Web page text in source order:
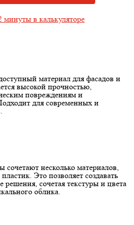
минуты в калькуляторе
материал для фасадов и
высокой прочностью,
повреждениям и
для современных и
несколько материалов,
Это позволяет создавать
сочетая текстуры и цвета
облика.